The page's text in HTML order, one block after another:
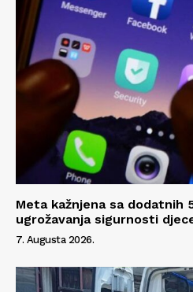
Meta kažnjena sa dodatnih
ugrožavanja sigurnosti
7. Augusta 2026.